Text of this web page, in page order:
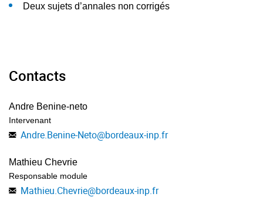
Deux sujets d’annales non corrigés
Contacts
Andre Benine-neto
Intervenant
Andre.Benine-Neto@bordeaux-inp.fr
Mathieu Chevrie
Responsable module
Mathieu.Chevrie@bordeaux-inp.fr